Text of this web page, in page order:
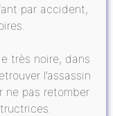
par accident,
très noire, dans
l’assassin
ne pas retomber